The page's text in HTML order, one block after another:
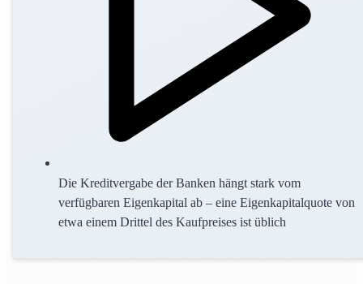
Die Kreditvergabe der Banken hängt stark vom
verfügbaren Eigenkapital ab – eine Eigenkapitalquote von
etwa einem Drittel des Kaufpreises ist üblich